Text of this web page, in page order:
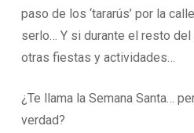
paso de los ‘tararús’ por la
serlo… Y si durante el resto
otras fiestas y actividades…
¿Te llama la Semana Santa…
verdad?